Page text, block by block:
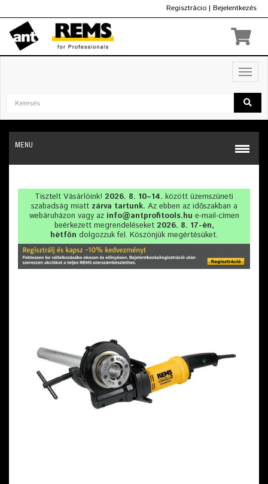
Regisztrácio | Bejelentkezés
MENU
Tisztelt Vásárlóink! 2026. 8. 10–14. között üzemszüneti
szabadság miatt zárva tartunk. Az ebben az időszakban a
webáruházon vagy az info@antprofitools.hu e-mail-címen
beérkezett megrendeléseket 2026. 8. 17-én,
hétfőn dolgozzuk fel. Köszönjük megértésüket.